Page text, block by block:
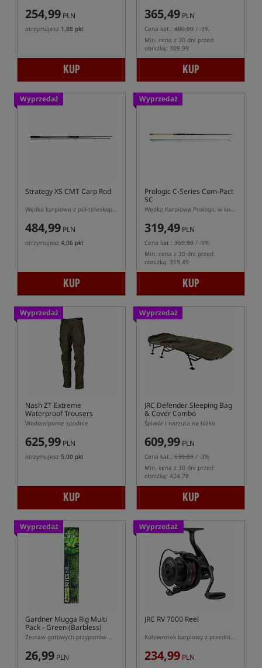
254,99 PLN
otrzymujesz 1,88 pkt
KUP
365,49 PLN
Cena kat.: 400,00 / -9%
Min. cena z 30 dni przed
obniżką: 309.99
KUP
Wyprzedaż
Strategy XS CMT Carp Rod
Wędka karpiowa z pół-teleskopowym dolnikiem
484,99 PLN
otrzymujesz 4,06 pkt
KUP
Wyprzedaż
Prologic C-Series Com-Pact
SC
Wędka Karpiowa Prologic w korkową rękojeścią i pół-teleskopowym dolnikiem
319,49 PLN
Cena kat.: 350,00 / -9%
Min. cena z 30 dni przed
obniżką: 319.49
KUP
Wyprzedaż
Nash ZT Extreme
Waterproof Trousers
Wodoodporne spodnie
625,99 PLN
otrzymujesz 5,00 pkt
KUP
Wyprzedaż
JRC Defender Sleeping Bag
& Cover Combo
Śpiwór i narzuta na łóżko
609,99 PLN
Cena kat.: 630,00 / -3%
Min. cena z 30 dni przed
obniżką: 424.78
KUP
Wyprzedaż
Gardner Mugga Rig Multi
Pack - Green (Barbless)
Zestaw gotowych przyponów Mugga Rig z hakiem bezzadziorowym
26,99 PLN
Wyprzedaż
JRC RV 7000 Reel
Kołowrotek karpiowy z przednim hamulcem
234,99 PLN